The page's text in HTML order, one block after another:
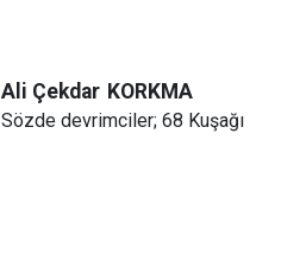
Ali Çekdar KORKMA
Sözde devrimciler; 68 Kuşağı